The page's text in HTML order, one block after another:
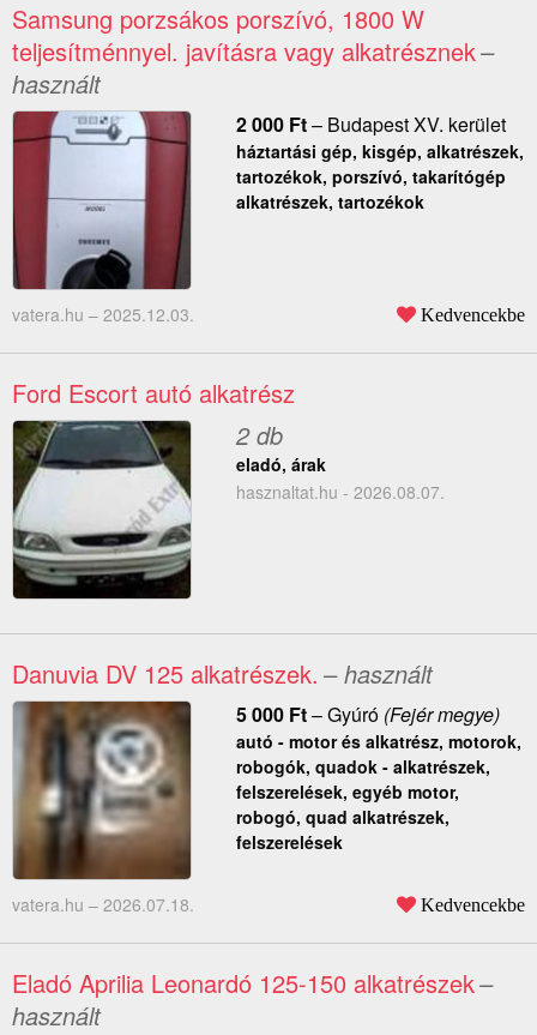
Samsung porzsákos porszívó, 1800 W
teljesítménnyel. javításra vagy alkatrésznek–
használt
2 000 Ft– Budapest XV. kerület
háztartási gép, kisgép, alkatrészek,
tartozékok, porszívó, takarítógép
alkatrészek, tartozékok
vatera.hu – 2025.12.03. Kedvencekbe
Ford Escort autó alkatrész
2 db
eladó, árak
hasznaltat.hu - 2026.08.07.
Danuvia DV 125 alkatrészek. – használt
5 000 Ft–Gyúró(Fejér megye)
autó - motor és alkatrész, motorok,
robogók, quadok - alkatrészek,
felszerelések, egyéb motor,
robogó, quad alkatrészek,
felszerelések
vatera.hu – 2026.07.18. Kedvencekbe
Eladó Aprilia Leonardó 125-150 alkatrészek–
használt